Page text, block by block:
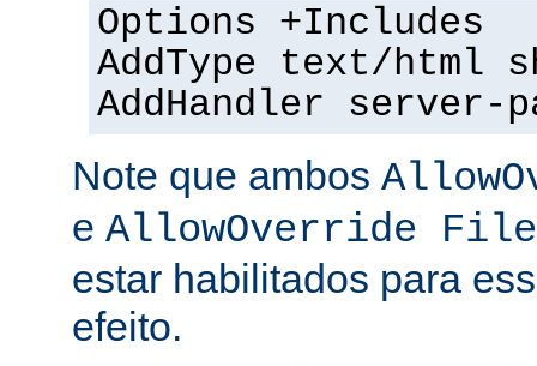
Options +Includes
AddType text/html
AddHandler server-
Note que ambos
e AllowOverride
estar habilitados para
efeito.